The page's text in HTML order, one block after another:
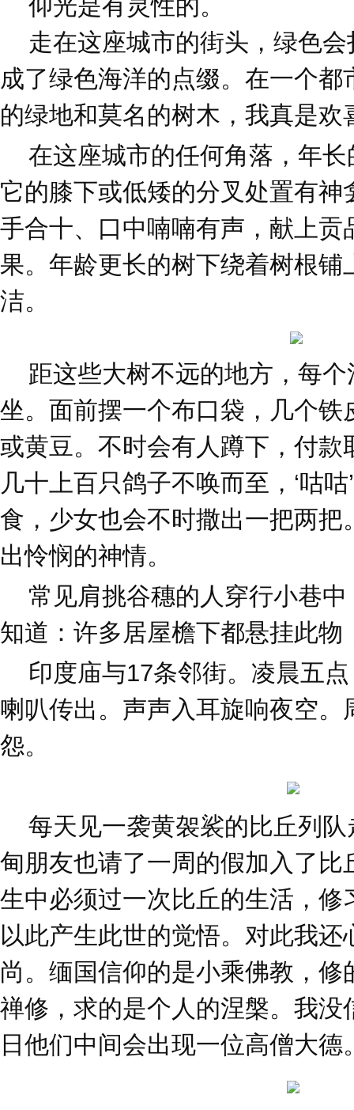
仰光是有灵性的。
走在这座城市的街头，绿色会
成了绿色海洋的点缀。在一个
的绿地和莫名的树木，我真是欢
在这座城市的任何角落，年长
它的膝下或低矮的分叉处置有
手合十、口中喃喃有声，献上贡
果。年龄更长的树下绕着树根铺
洁。
距这些大树不远的地方，每个
坐。面前摆一个布口袋，几个铁
或黄豆。不时会有人蹲下，付款
几十上百只鸽子不唤而至，‘咕
食，少女也会不时撒出一把两
出怜悯的神情。
常见肩挑谷穗的人穿行小巷中
知道：许多居屋檐下都悬挂此
印度庙与17条邻街。凌晨五点
喇叭传出。声声入耳旋响夜空
怨。
每天见一袭黄袈裟的比丘列队
甸朋友也请了一周的假加入了比
生中必须过一次比丘的生活，修
以此产生此世的觉悟。对此我
尚。缅国信仰的是小乘佛教，
禅修，求的是个人的涅槃。我没
日他们中间会出现一位高僧大德